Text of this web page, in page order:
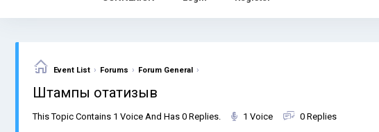
Event List › Forums › Forum General ›
Штампы отатизыв
This Topic Contains 1 Voice And Has 0 Replies. 1 Voice 0 Replies